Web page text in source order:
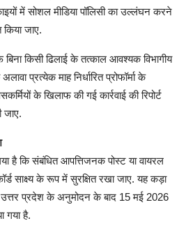
में सोशल मीडिया पॉलिसी का उल्लंघन करने
किया जाए.
बिना किसी ढिलाई के तत्काल आवश्यक विभागीय
प्रत्येक माह निर्धारित प्रोफॉर्मा के
के खिलाफ की गई कार्रवाई की रिपोर्ट
जाए.
है कि संबंधित आपत्तिजनक पोस्ट या वायरल
साक्ष्य के रूप में सुरक्षित रखा जाए. यह कड़ा
प्रदेश के अनुमोदन के बाद 15 मई 2026
गया है.